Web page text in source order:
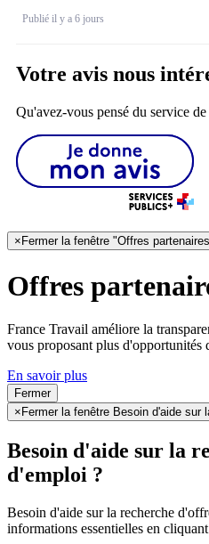
Publié il y a 6 jours
Votre avis nous
Qu'avez-vous pensé du service
× Fermer la fenêtre "Offres
Offres
France Travail améliore la
vous proposant plus d'opportunités
En savoir plus
Fermer
× Fermer la fenêtre Besoin d'aide sur
Besoin d'aide sur la
d'emploi ?
Besoin d'aide sur la recherche
informations essentielles en